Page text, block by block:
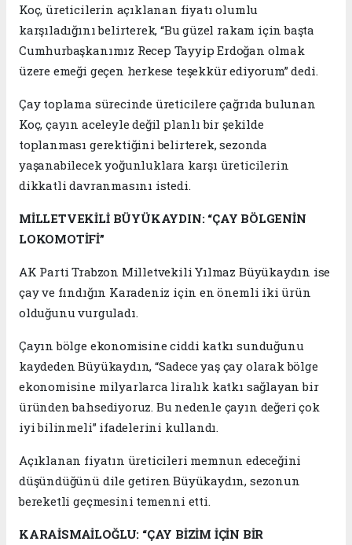
Koç, üreticilerin açıklanan fiyatı olumlu
karşıladığını belirterek, “Bu güzel rakam için başta
Cumhurbaşkanımız Recep Tayyip Erdoğan olmak
üzere emeği geçen herkese teşekkür ediyorum” dedi.
Çay toplama sürecinde üreticilere çağrıda bulunan
Koç, çayın aceleyle değil planlı bir şekilde
toplanması gerektiğini belirterek, sezonda
yaşanabilecek yoğunluklara karşı üreticilerin
dikkatli davranmasını istedi.
MİLLETVEKİLİ BÜYÜKAYDIN: “ÇAY BÖLGENİN
LOKOMOTİFİ”
AK Parti Trabzon Milletvekili Yılmaz Büyükaydın ise
çay ve fındığın Karadeniz için en önemli iki ürün
olduğunu vurguladı.
Çayın bölge ekonomisine ciddi katkı sunduğunu
kaydeden Büyükaydın, “Sadece yaş çay olarak bölge
ekonomisine milyarlarca liralık katkı sağlayan bir
üründen bahsediyoruz. Bu nedenle çayın değeri çok
iyi bilinmeli” ifadelerini kullandı.
Açıklanan fiyatın üreticileri memnun edeceğini
düşündüğünü dile getiren Büyükaydın, sezonun
bereketli geçmesini temenni etti.
KARAİSMAİLOĞLU: “ÇAY BİZİM İÇİN BİR